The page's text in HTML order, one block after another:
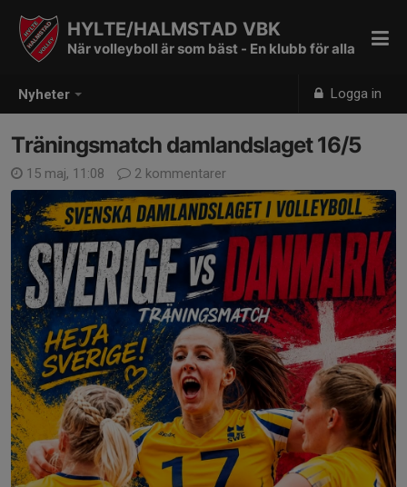
Nyheter Logga in
HYLTE/HALMSTAD VBK
När volleyboll är som bäst - En klubb för alla
Träningsmatch damlandslaget 16/5
15 maj, 11:08 2 kommentarer